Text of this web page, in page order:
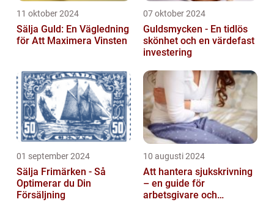
11 oktober 2024
Sälja Guld: En Vägledning
för Att Maximera Vinsten
07 oktober 2024
Guldsmycken - En tidlös
skönhet och en värdefast
investering
01 september 2024
Sälja Frimärken - Så
Optimerar du Din
Försäljning
10 augusti 2024
Att hantera sjukskrivning
– en guide för
arbetsgivare och